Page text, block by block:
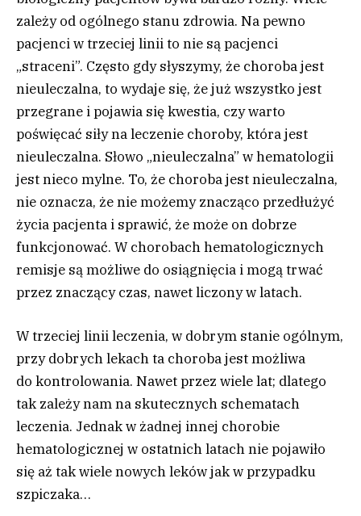
zależy od ogólnego stanu zdrowia. Na pewno
pacjenci w trzeciej linii to nie są pacjenci
„straceni”. Często gdy słyszymy, że choroba jest
nieuleczalna, to wydaje się, że już wszystko jest
przegrane i pojawia się kwestia, czy warto
poświęcać siły na leczenie choroby, która jest
nieuleczalna. Słowo „nieuleczalna” w hematologii
jest nieco mylne. To, że choroba jest nieuleczalna,
nie oznacza, że nie możemy znacząco przedłużyć
życia pacjenta i sprawić, że może on dobrze
funkcjonować. W chorobach hematologicznych
remisje są możliwe do osiągnięcia i mogą trwać
przez znaczący czas, nawet liczony w latach.
W trzeciej linii leczenia, w dobrym stanie ogólnym,
przy dobrych lekach ta choroba jest możliwa
do kontrolowania. Nawet przez wiele lat; dlatego
tak zależy nam na skutecznych schematach
leczenia. Jednak w żadnej innej chorobie
hematologicznej w ostatnich latach nie pojawiło
się aż tak wiele nowych leków jak w przypadku
szpiczaka…